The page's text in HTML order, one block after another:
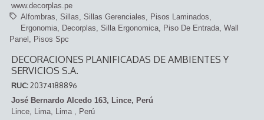
www.decorplas.pe
Alfombras
Sillas Sillas Gerenciales
Pisos Laminados
Ergonomia
Decorplas Silla Ergonomica Piso De Entrada Wall
Panel
Pisos Spc
DECORACIONES PLANIFICADAS DE AMBIENTES Y
SERVICIOS S.A.
RUC:20374188896
José Bernardo Alcedo 163, Lince, Perú
Lince, Lima, Lima , Perú